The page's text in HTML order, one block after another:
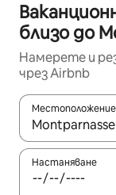
близо до
Намерете и
чрез Airbnb
Местоположение
Когато
Настаняване